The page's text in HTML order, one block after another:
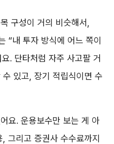
구성이 거의 비슷해서,
“내 투자 방식에 어느 쪽이
. 단타처럼 자주 사고팔 거
있고, 장기 적립식이면 수
요. 운용보수만 보는 게 아
그리고 증권사 수수료까지